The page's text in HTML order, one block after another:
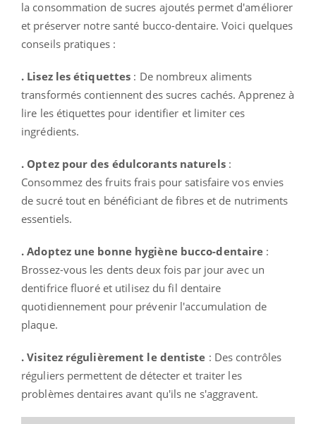
la consommation de sucres ajoutés permet d'améliorer
et préserver notre santé bucco-dentaire. Voici quelques
conseils pratiques :
. Lisez les étiquettes : De nombreux aliments
transformés contiennent des sucres cachés. Apprenez à
lire les étiquettes pour identifier et limiter ces
ingrédients.
. Optez pour des édulcorants naturels :
Consommez des fruits frais pour satisfaire vos envies
de sucré tout en bénéficiant de fibres et de nutriments
essentiels.
. Adoptez une bonne hygiène bucco-dentaire :
Brossez-vous les dents deux fois par jour avec un
dentifrice fluoré et utilisez du fil dentaire
quotidiennement pour prévenir l'accumulation de
plaque.
. Visitez régulièrement le dentiste : Des contrôles
réguliers permettent de détecter et traiter les
problèmes dentaires avant qu'ils ne s'aggravent.